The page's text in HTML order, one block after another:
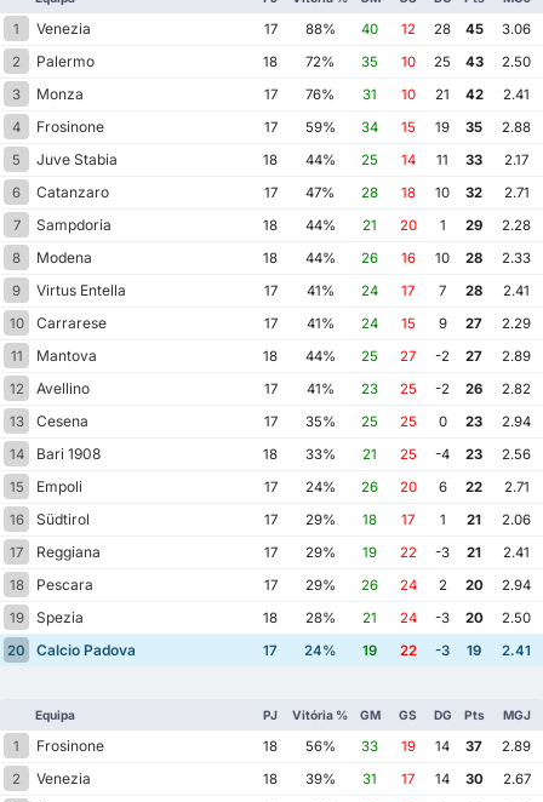
1 Venezia 17 88% 40 12 28 45
3.06
2
Palermo 18 72% 35 10 25 43
2.50
3
Monza 17 76% 31 10 21 42
2.41
4
Frosinone 17 59% 34 15 19 35
2.88
5
Juve Stabia 18 44% 25 14 11 33
2.17
6
Catanzaro 17 47% 28 18 10 32
2.71
7
Sampdoria 18 44% 21 20 1 29
2.28
8
Modena 18 44% 26 16 10 28
2.33
9
Virtus Entella 17 41% 24 17 7 28
2.41
10
Carrarese 17 41% 24 15 9 27
2.29
11
Mantova 18 44% 25 27 -2 27
2.89
12
Avellino 17 41% 23 25 -2 26
2.82
13
Cesena 17 35% 25 25 0 23
2.94
14
Bari 1908 18 33% 21 25 -4 23
2.56
15
Empoli 17 24% 26 20 6 22
2.71
16
Südtirol 17 29% 18 17 1 21
2.06
17
Reggiana 17 29% 19 22 -3 21
2.41
18
Pescara 17 29% 26 24 2 20
2.94
19
Spezia 18 28% 21 24 -3 20
2.50
20
Calcio Padova 17 24% 19 22 -3 19 2.41
Equipa PJ Vitória % GM GS DG Pts MGJ
1 Frosinone 18 56% 33 19 14 37
2.89
2
Venezia 18 39% 31 17 14 30
2.67